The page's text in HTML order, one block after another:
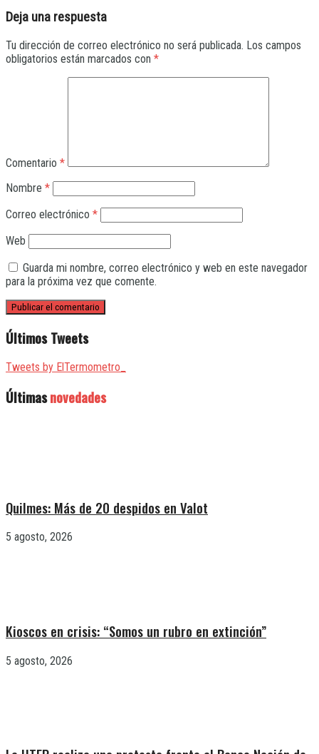
Deja una respuesta
Tu dirección de correo electrónico no será publicada. Los campos
obligatorios están marcados con *
Comentario *
Nombre *
Correo electrónico *
Web
Guarda mi nombre, correo electrónico y web en este navegador
para la próxima vez que comente.
Últimos Tweets
Tweets by ElTermometro_
Últimasnovedades
Quilmes: Más de 20 despidos en Valot
5 agosto, 2026
Kioscos en crisis: “Somos un rubro en extinción”
5 agosto, 2026